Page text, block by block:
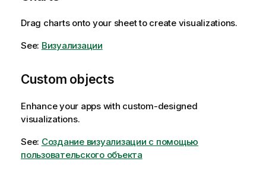
Drag charts onto your sheet to create visualizations.
See: Визуализации
Custom objects
Enhance your apps with custom-designed
visualizations.
See: Создание визуализации с помощью
пользовательского объекта